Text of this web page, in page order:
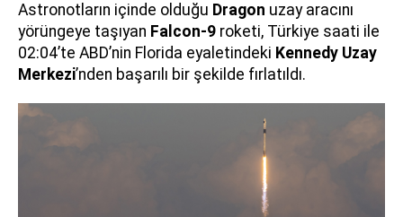
Astronotların içinde olduğu Dragon uzay aracını
yörüngeye taşıyan Falcon-9 roketi, Türkiye saati ile
02:04’te ABD’nin Florida eyaletindeki Kennedy Uzay
Merkezi’nden başarılı bir şekilde fırlatıldı.